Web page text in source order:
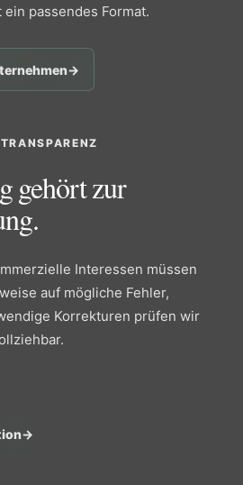
passendes Format.
→
gehört zur
Interessen müssen
auf mögliche Fehler,
Korrekturen prüfen wir
→